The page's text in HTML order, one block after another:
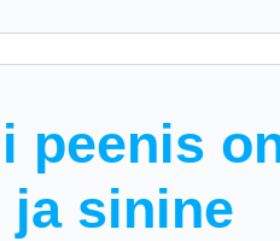
peenis
ja sinine